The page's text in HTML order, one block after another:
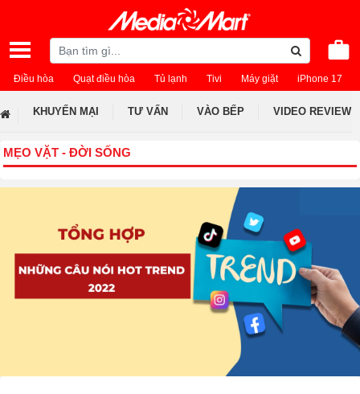
Điều hòa Quạt điều hòa Tủ lạnh Tivi Máy giặt iPhone 17
KHUYẾN MẠI TƯ VẤN VÀO BẾP VIDEO REVIEW
MẸO VẶT - ĐỜI SỐNG